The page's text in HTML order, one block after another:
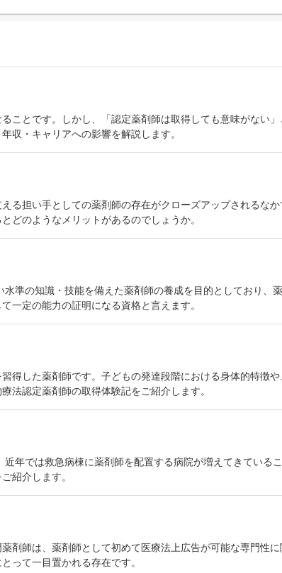
ことです。しかし、「認定薬剤師は取得しても意味がない
収・キャリアへの影響を解説します。
る担い手としての薬剤師の存在がクローズアップされるな
どのようなメリットがあるのでしょうか。
準の知識・技能を備えた薬剤師の養成を目的としており、
一定の能力の証明になる資格と言えます。
得した薬剤師です。子どもの発達段階における身体的特徴
法認定薬剤師の取得体験記をご紹介します。
年では救急病棟に薬剤師を配置する病院が増えてきている
紹介します。
剤師は、薬剤師として初めて医療法上広告が可能な専門性
って一目置かれる存在です。